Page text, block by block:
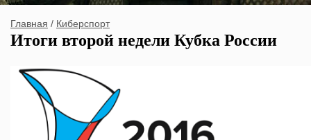
Главная / Киберспорт
Итоги второй недели Кубка России